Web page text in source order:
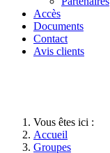
Accès
Documents
Contact
Avis clients
Vous êtes ici :
Accueil
Groupes